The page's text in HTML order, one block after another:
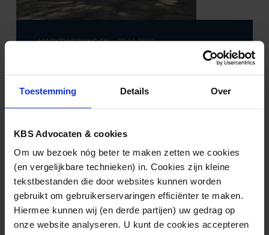
Toestemming Details Over
KBS Advocaten & cookies
Om uw bezoek nóg beter te maken zetten we cookies
(en vergelijkbare technieken) in. Cookies zijn kleine
tekstbestanden die door websites kunnen worden
gebruikt om gebruikerservaringen efficiënter te maken.
Hiermee kunnen wij (en derde partijen) uw gedrag op
onze website analyseren. U kunt de cookies accepteren
MARKTWERKING EN
23.11.2023
Bezwaar Chipsoft tegen openbaarmaking
van Marktverkenning ICT in de zorg
verworpen